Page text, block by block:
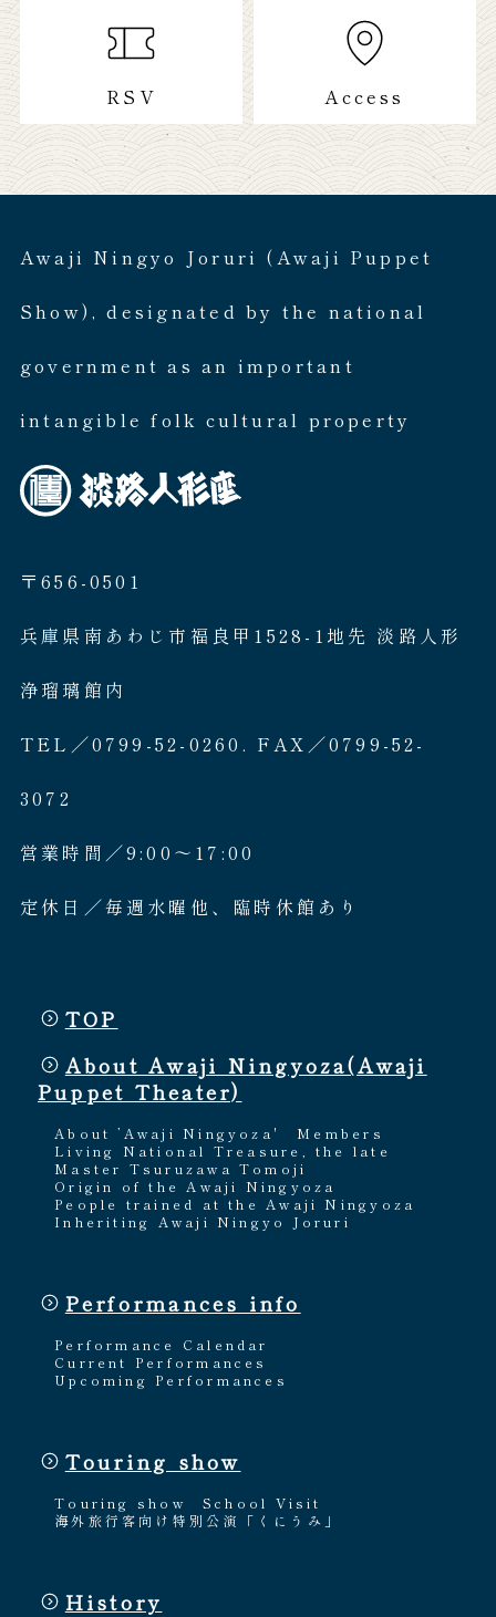
RSV Access
Awaji Ningyo Joruri (Awaji Puppet
Show), designated by the national
government as an important
intangible folk cultural property
〒656-0501
兵庫県南あわじ市福良甲1528-1地先 淡路人形
浄瑠璃館内
TEL／0799-52-0260. FAX／0799-52-
3072
営業時間／9:00〜17:00
定休日／毎週水曜他、臨時休館あり
TOP
About Awaji Ningyoza(Awaji
Puppet Theater)
About ’Awaji Ningyoza'
Members
Living National Treasure, the late
Master Tsuruzawa Tomoji
Origin of the Awaji Ningyoza
People trained at the Awaji Ningyoza
Inheriting Awaji Ningyo Joruri
Performances info
Performance Calendar
Current Performances
Upcoming Performances
Touring show
Touring show
School Visit
海外旅行客向け特別公演「くにうみ」
History